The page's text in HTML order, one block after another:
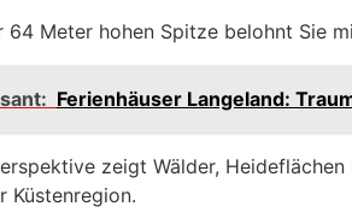
64 Meter hohen Spitze belohnt Sie
Ferienhäuser Langeland:
zeigt Wälder,
Küstenregion.